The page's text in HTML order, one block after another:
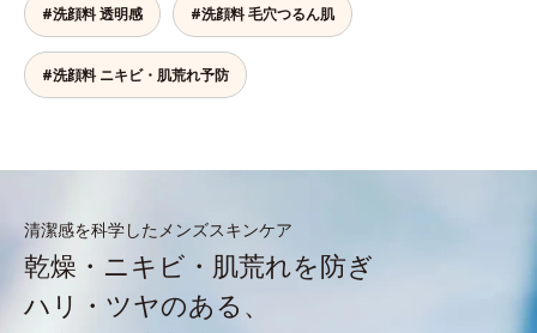
#洗顔料 透明感 #洗顔料 毛穴つるん肌
#洗顔料 ニキビ・肌荒れ予防
清潔感を科学したメンズスキンケア
乾燥・ニキビ・肌荒れを防ぎ
ハリ・ツヤのある、